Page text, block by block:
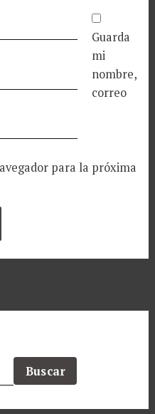
Guarda
mi
nombre,
correo
para la próxima
Buscar